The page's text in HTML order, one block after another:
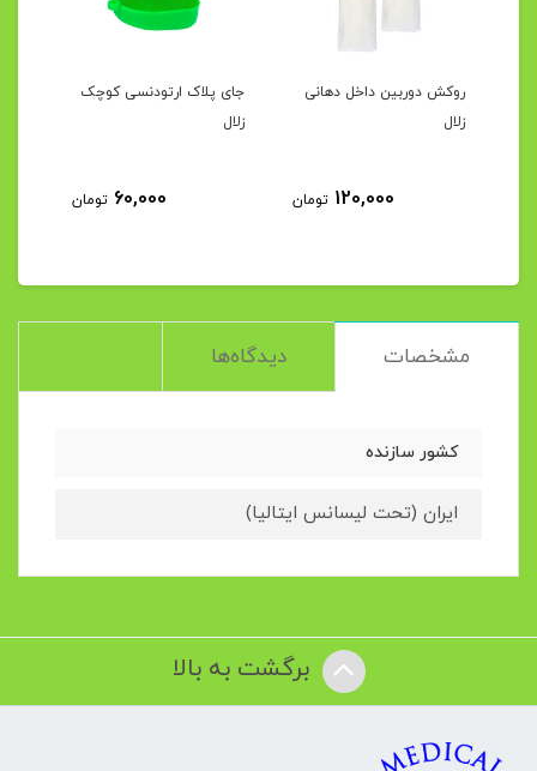
روکش دوربین داخل دهانی
زلال
120,000 تومان
جای پلاک ارتودنسی کوچک
زلال
60,000 تومان
مشخصات دیدگاه‌ها
کشور سازنده
ایران (تحت لیسانس ایتالیا)
برگشت به بالا